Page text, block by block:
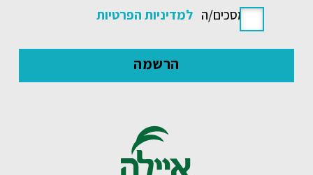
אני מסכים/ה למדיניות הפרטיות